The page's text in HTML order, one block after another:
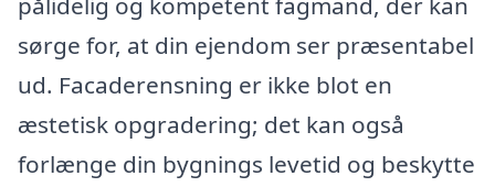
sørge for, at din ejendom ser præsentabel
ud. Facaderensning er ikke blot en
æstetisk opgradering; det kan også
forlænge din bygnings levetid og beskytte